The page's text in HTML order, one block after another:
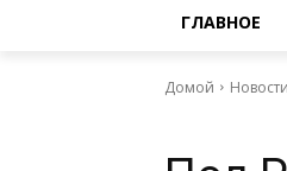
ГЛАВНОЕ
Домой Новости